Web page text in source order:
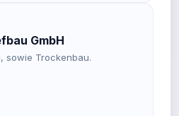
GmbH
sowie Trockenbau.